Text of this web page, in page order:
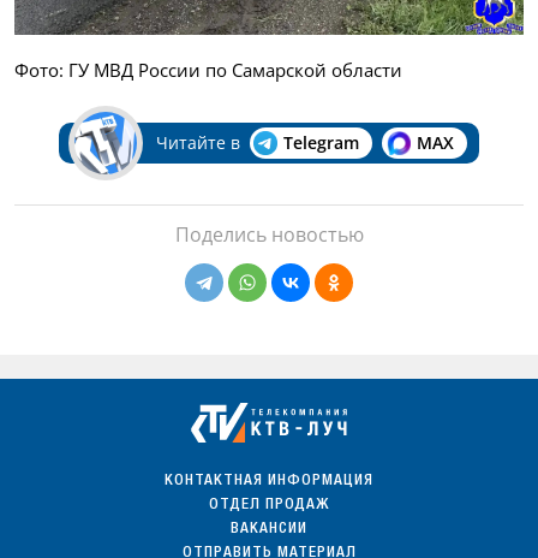
Фото: ГУ МВД России по Самарской области
Читайте в Telegram MAX
Поделись новостью
КОНТАКТНАЯ ИНФОРМАЦИЯ
ОТДЕЛ ПРОДАЖ
ВАКАНСИИ
ОТПРАВИТЬ МАТЕРИАЛ